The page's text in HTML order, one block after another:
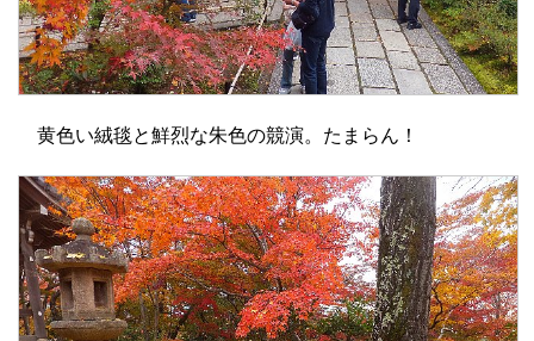
黄色い絨毯と鮮烈な朱色の競演。たまらん！